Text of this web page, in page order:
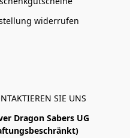
widerrufen
SIE UNS
Dragon Sabers UG